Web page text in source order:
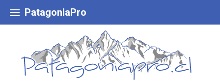
content
PatagoniaPro